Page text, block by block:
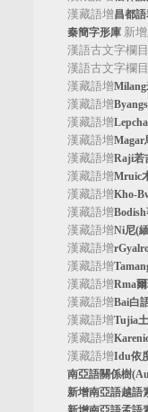
漢藏語增昌都語
秦簡字形庫新增
漢語古文字欄
漢語古文字欄
漢藏語增Milang
漢藏語增
漢藏語增
漢藏語增Magar
漢藏語增Raji若
漢藏語增Mruic
漢藏語增Kho-
漢藏語增
漢藏語增Ni尼(
漢藏語增
漢藏語增
漢藏語增Rma
漢藏語增Bai白
漢藏語增Tujia
漢藏語增
漢藏語增Idu依
南亞語關係樹
新增南亞語越語